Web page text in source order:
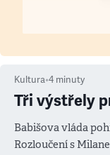
Kultura•4 minuty
Tři výstřely
Babišova vláda
Rozloučení s